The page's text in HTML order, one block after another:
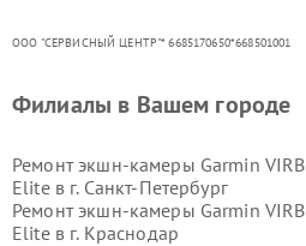
ООО "СЕРВИСНЫЙ ЦЕНТР"* 6685170650*668501001
Филиалы в Вашем городе
Ремонт экшн-камеры Garmin VIRB
Elite в г. Санкт-Петербург
Ремонт экшн-камеры Garmin VIRB
Elite в г. Краснодар